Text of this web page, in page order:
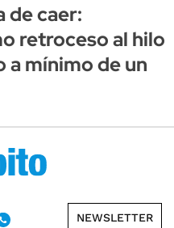
de caer:
retroceso al hilo
a mínimo de un
NEWSLETTER